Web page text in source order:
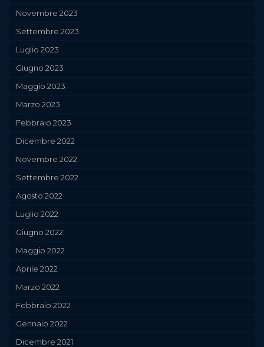
Novembre 2023
Settembre 2023
Luglio 2023
Giugno 2023
Maggio 2023
Marzo 2023
Febbraio 2023
Dicembre 2022
Novembre 2022
Settembre 2022
Agosto 2022
Luglio 2022
Giugno 2022
Maggio 2022
Aprile 2022
Marzo 2022
Febbraio 2022
Gennaio 2022
Dicembre 2021